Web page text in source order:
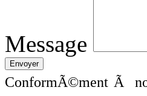
Message
ConformÃ©ment Ã